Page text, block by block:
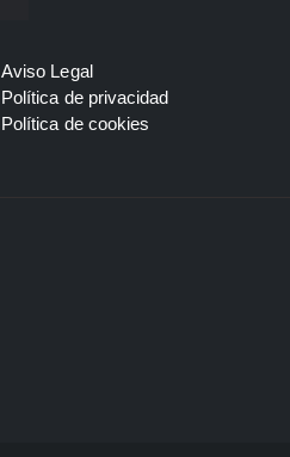
Aviso Legal
Política de privacidad
Política de cookies